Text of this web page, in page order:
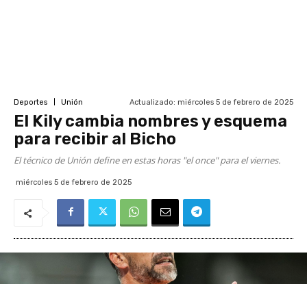
Deportes Unión Actualizado: miércoles 5 de febrero de 2025
El Kily cambia nombres y esquema
para recibir al Bicho
El técnico de Unión define en estas horas "el once" para el viernes.
miércoles 5 de febrero de 2025